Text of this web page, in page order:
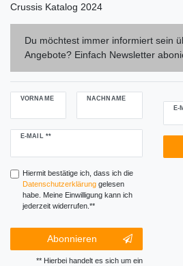
Crussis Katalog 2024
Du möchtest immer informiert sein
Angebote? Einfach Newsletter
VORNAME NACHNAME
E-MAIL **
Newsletter
Hiermit bestätige ich, dass ich die
Daten­schutz­erklärunggelesen
habe. Meine Einwilligung kann ich
jederzeit widerrufen.**
Abonnieren
** Hierbei handelt es sich um ein
E-